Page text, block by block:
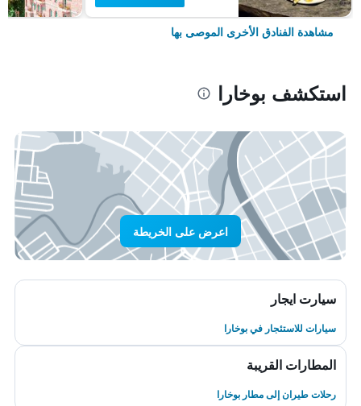
مشاهدة الفنادق الأخرى الموصى بها
استكشف بوخارا
اعرض على الخريطة
سيارت ايجار
سيارات للاستئجار في بوخارا
المطارات القريبة
رحلات طيران إلى مطار بوخارا